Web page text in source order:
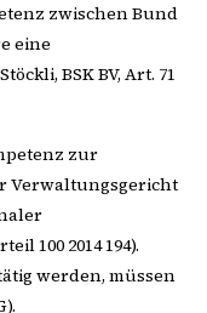
zwischen Bund
eine
BSK BV, Art. 71
zur
Verwaltungsgericht
100 2014 194).
werden, müssen